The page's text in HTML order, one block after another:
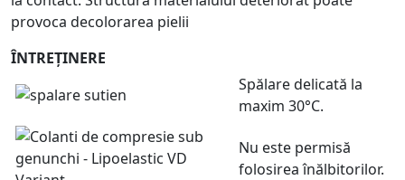
provoca decolorarea pielii
ÎNTREȚINERE
Spălare delicată la
maxim 30°C.
Nu este permisă
folosirea înălbitorilor.